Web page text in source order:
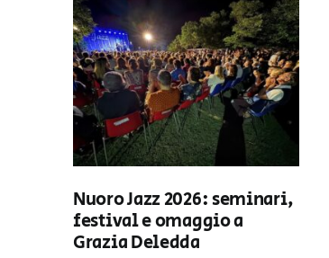
Nuoro Jazz 2026: seminari,
festival e omaggio a
Grazia Deledda